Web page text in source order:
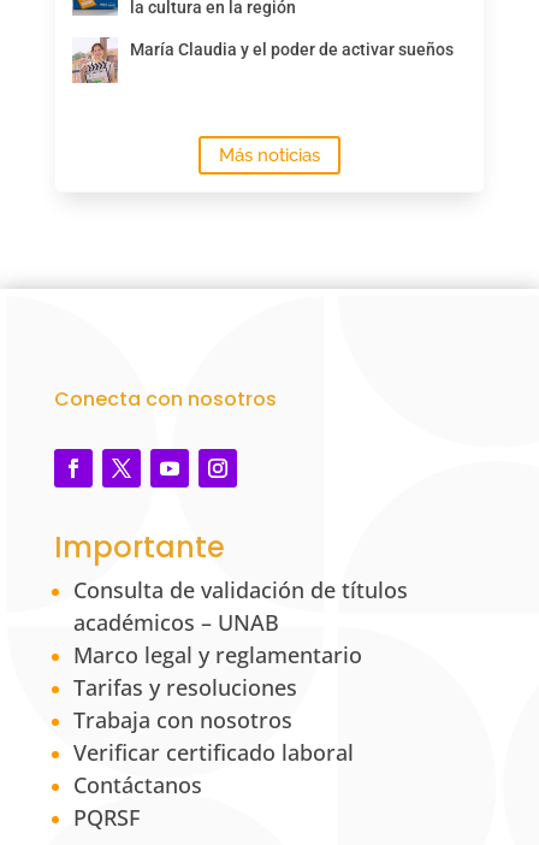
la cultura en la región
María Claudia y el poder de activar sueños
Más noticias
Conecta con nosotros
Importante
Consulta de validación de títulos
académicos – UNAB
Marco legal y reglamentario
Tarifas y resoluciones
Trabaja con nosotros
Verificar certificado laboral
Contáctanos
PQRSF